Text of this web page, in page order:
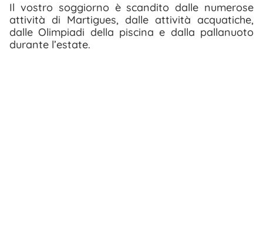
Il vostro soggiorno è scandito dalle numerose
attività di Martigues, dalle attività acquatiche,
dalle Olimpiadi della piscina e dalla pallanuoto
durante l’estate.